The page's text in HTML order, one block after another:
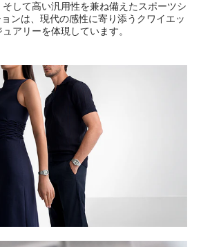
して高い汎用性を兼ね備えたスポーツシ
ンは、現代の感性に寄り添うクワイエッ
ュアリーを体現しています。